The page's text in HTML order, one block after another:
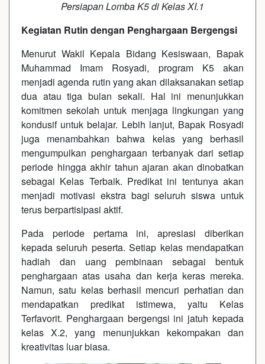
Persiapan Lomba K5 di Kelas XI.1
Kegiatan Rutin dengan Penghargaan Bergengsi
Menurut Wakil Kepala Bidang Kesiswaan, Bapak
Muhammad Imam Rosyadi, program K5 akan
menjadi agenda rutin yang akan dilaksanakan setiap
dua atau tiga bulan sekali. Hal ini menunjukkan
komitmen sekolah untuk menjaga lingkungan yang
kondusif untuk belajar. Lebih lanjut, Bapak Rosyadi
juga menambahkan bahwa kelas yang berhasil
mengumpulkan penghargaan terbanyak dari setiap
periode hingga akhir tahun ajaran akan dinobatkan
sebagai Kelas Terbaik. Predikat ini tentunya akan
menjadi motivasi ekstra bagi seluruh siswa untuk
terus berpartisipasi aktif.
Pada periode pertama ini, apresiasi diberikan
kepada seluruh peserta. Setiap kelas mendapatkan
hadiah dan uang pembinaan sebagai bentuk
penghargaan atas usaha dan kerja keras mereka.
Namun, satu kelas berhasil mencuri perhatian dan
mendapatkan predikat istimewa, yaitu Kelas
Terfavorit. Penghargaan bergengsi ini jatuh kepada
kelas X.2, yang menunjukkan kekompakan dan
kreativitas luar biasa.